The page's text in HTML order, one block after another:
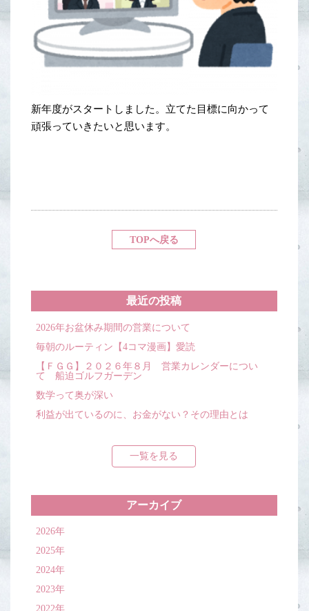
新年度がスタートしました。立てた目標に向かって
頑張っていきたいと思います。
TOPへ戻る
最近の投稿
2026年お盆休み期間の営業について
毎朝のルーティン【4コマ漫画】愛読
【ＦＧＧ】２０２６年８月 営業カレンダーについ
て 船迫ゴルフガーデン
数学って奥が深い
利益が出ているのに、お金がない？その理由とは
一覧を見る
アーカイブ
2026年
2025年
2024年
2023年
2022年